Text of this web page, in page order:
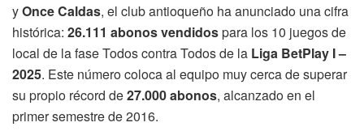
yOnce Caldas, el club antioqueño ha anunciado una cifra
histórica: 26.111 abonos vendidospara los 10 juegos de
local de la fase Todos contra Todos de la Liga BetPlay I –
2025. Este número coloca al equipo muy cerca de superar
su propio récord de27.000 abonos, alcanzado en el
primer semestre de 2016.